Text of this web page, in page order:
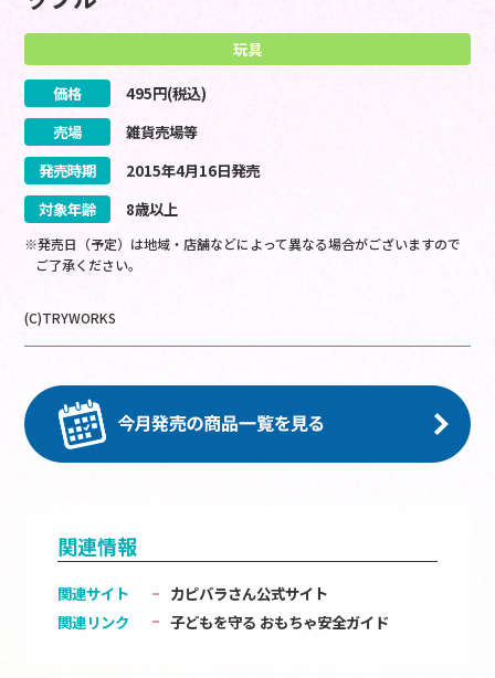
玩具
価格 495円(税込)
売場
雑貨売場等
発売時期
2015年4月16日発売
対象年齢
8歳以上
※発売日（予定）は地域・店舗などによって異なる場合がございますので
ご了承ください。
(C)TRYWORKS
関連情報
関連サイト
カピバラさん公式サイト
関連リンク
子どもを守る おもちゃ安全ガイド